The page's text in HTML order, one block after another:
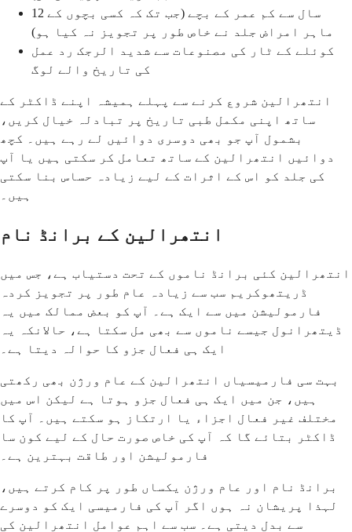
12 سال سے کم عمر کے بچے (جب تک کہ کسی بچوں کے
ماہر امراض جلد نے خاص طور پر تجویز نہ کیا ہو)
کوئلے کے ٹار کی مصنوعات سے شدید الرجک رد عمل
کی تاریخ والے لوگ
انتھرالین شروع کرنے سے پہلے ہمیشہ اپنے ڈاکٹر کے
ساتھ اپنی مکمل طبی تاریخ پر تبادلہ خیال کریں،
بشمول آپ جو بھی دوسری دوائیں لے رہے ہیں۔ کچھ
دوائیں انتھرالین کے ساتھ تعامل کر سکتی ہیں یا آپ
کی جلد کو اس کے اثرات کے لیے زیادہ حساس بنا سکتی
ہیں۔
انتھرالین کے برانڈ نام
انتھرالین کئی برانڈ ناموں کے تحت دستیاب ہے، جس میں
ڈریتھوکریم سب سے زیادہ عام طور پر تجویز کردہ
فارمولیشن میں سے ایک ہے۔ آپ کو بعض ممالک میں یہ
ڈیتھرانول جیسے ناموں سے بھی مل سکتا ہے، حالانکہ یہ
ایک ہی فعال جزو کا حوالہ دیتا ہے۔
بہت سی فارمیسیاں انتھرالین کے عام ورژن بھی رکھتی
ہیں، جن میں ایک ہی فعال جزو ہوتا ہے لیکن اس میں
مختلف غیر فعال اجزاء یا ارتکاز ہو سکتے ہیں۔ آپ کا
ڈاکٹر بتائے گا کہ آپ کی خاص صورت حال کے لیے کون سا
فارمولیشن اور طاقت بہترین ہے۔
برانڈ نام اور عام ورژن یکساں طور پر کام کرتے ہیں،
لہذا پریشان نہ ہوں اگر آپ کی فارمیسی ایک کو دوسرے
سے بدل دیتی ہے۔ سب سے اہم عوامل انتھرالین کی